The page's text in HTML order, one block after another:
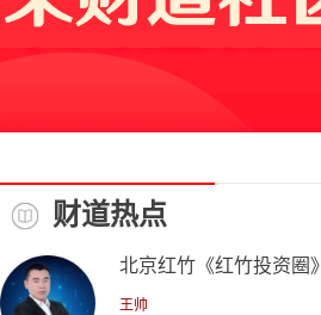
财道热点
北京红竹《红竹投资圈》
王帅